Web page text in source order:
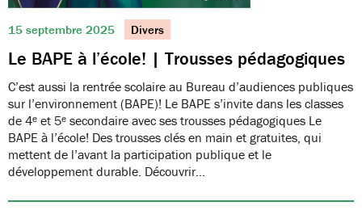
15 septembre 2025 Divers
Le BAPE à l’école! | Trousses pédagogiques
C’est aussi la rentrée scolaire au Bureau d’audiences publiques
sur l’environnement (BAPE)! Le BAPE s’invite dans les classes
de 4ᵉ et 5ᵉ secondaire avec ses trousses pédagogiques Le
BAPE à l’école! Des trousses clés en main et gratuites, qui
mettent de l’avant la participation publique et le
développement durable. Découvrir…